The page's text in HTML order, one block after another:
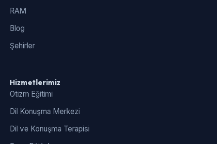
RAM
Blog
Şehirler
Hizmetlerimiz
Otizm Eğitimi
Dil Konuşma Merkezi
Dil ve Konuşma Terapisi